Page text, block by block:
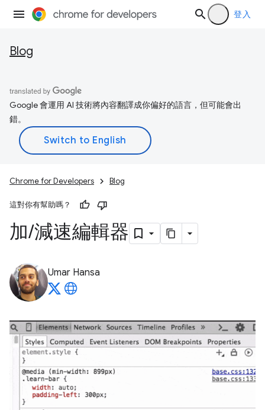
登入
Blog
Google 會運用 AI 技術將內容翻譯成你偏好的語言，但可能會出
錯。
Chrome for Developers Blog
這對你有幫助嗎？
加/減速編輯器
Umar Hansa